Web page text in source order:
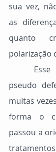
sua vez,
as
quanto
polarização
pseudo
muitas
forma o
passou a